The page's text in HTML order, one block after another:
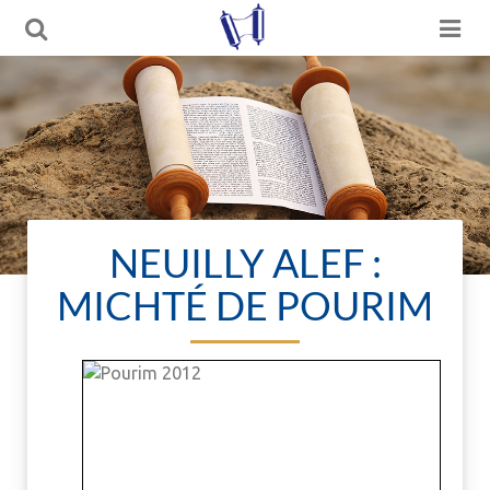
NEUILLY ALEF :
MICHTÉ DE POURIM